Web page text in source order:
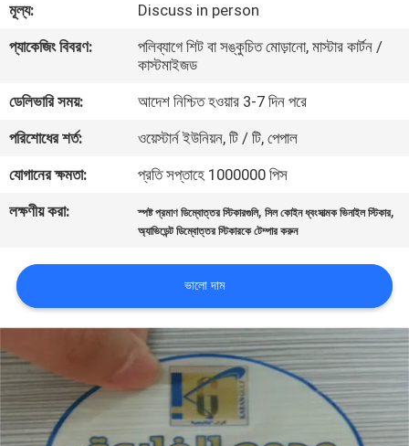
মান
নিয়ন্ত্রণ
যোগাযোগ
করুন
উদ্ধৃতির
আবেদন
সাইট
ম্যাপ
গোপনীয়তা
মূল্য:
Discuss in person
প্যাকেজিং বিবরণ:
পলিব্যাগে শিট বা সঙ্কুচিত মোড়ানো, মাস্টার কার্টন /
কাস্টমাইজড
ডেলিভারি সময়:
আদেশ নিশ্চিত হওয়ার 3-7 দিন পরে
পরিশোধের শর্ত:
ওয়েস্টার্ন ইউনিয়ন, টি / টি, পেপাল
যোগানের ক্ষমতা:
প্রতি সপ্তাহে 1000000 পিস
লক্ষণীয় করা:
স্পষ্ট প্রমাণ ডিম্বোত্তর স্টিকারগুলি,সিল কোইন ধ্বংসাত্মক ভিনাইল স্টিকার,
অ্যাভিডেন্ট ডিম্বোত্তর স্টিকারকে টেম্পার করুন
ভালো দাম